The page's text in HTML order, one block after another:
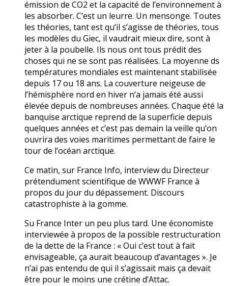
émission de CO2 et la capacité de l’environnement à
les absorber. C’est un leurre. Un mensonge. Toutes
les théories, tant est qu’il s’agisse de théories, tous
les modèles du Giec, il vaudrait mieux dire, sont à
jeter à la poubelle. Ils nous ont tous prédit des
choses qui ne se sont pas réalisées. La moyenne ds
températures mondiales est maintenant stabilisée
depuis 17 ou 18 ans. La couverture neigeuse de
l’hémisphère nord en hiver n’a jamais été aussi
élevée depuis de nombreuses années. Chaque été la
banquise arctique reprend de la superficie depuis
quelques années et c’est pas demain la veille qu’on
ouvrira des voies maritimes permettant de faire le
tour de l’océan arctique.
Ce matin, sur France Info, interview du Directeur
prétendument scientifique de WWWF France à
propos du jour du dépassement. Discours
catastrophiste à la gomme.
Su France Inter un peu plus tard. Une économiste
interviewée à propos de la possible restructuration
de la dette de la France : « Oui c’est tout à fait
envisageable, ça aurait beaucoup d’avantages ». Je
n’ai pas entendu de qui il s’agissait mais ça devait
être pour le moins une crétine d’Attac.